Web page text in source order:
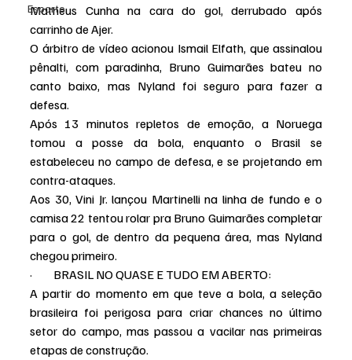
Esporte
Matheus Cunha na cara do gol, derrubado após
carrinho de Ajer.
O árbitro de vídeo acionou Ismail Elfath, que assinalou
pênalti, com paradinha, Bruno Guimarães bateu no
canto baixo, mas Nyland foi seguro para fazer a
defesa.
Após 13 minutos repletos de emoção, a Noruega
tomou a posse da bola, enquanto o Brasil se
estabeleceu no campo de defesa, e se projetando em
contra-ataques.
Aos 30, Vini Jr. lançou Martinelli na linha de fundo e o
camisa 22 tentou rolar pra Bruno Guimarães completar
para o gol, de dentro da pequena área, mas Nyland
chegou primeiro.
·         BRASIL NO QUASE E TUDO EM ABERTO:
A partir do momento em que teve a bola, a seleção
brasileira foi perigosa para criar chances no último
setor do campo, mas passou a vacilar nas primeiras
etapas de construção.